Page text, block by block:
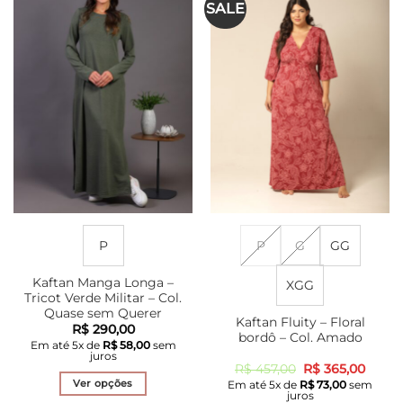
P
Kaftan Manga Longa –
Tricot Verde Militar – Col.
Quase sem Querer
R$290,00
Em até 5x de R$58,00sem
juros
Ver opções
SALE
P G GG
XGG
Kaftan Fluity – Floral
bordô – Col. Amado
R$457,00 O
preço
original
R$ 365,00O
preço
atual
Em até 5x de R$73,00 sem
juros